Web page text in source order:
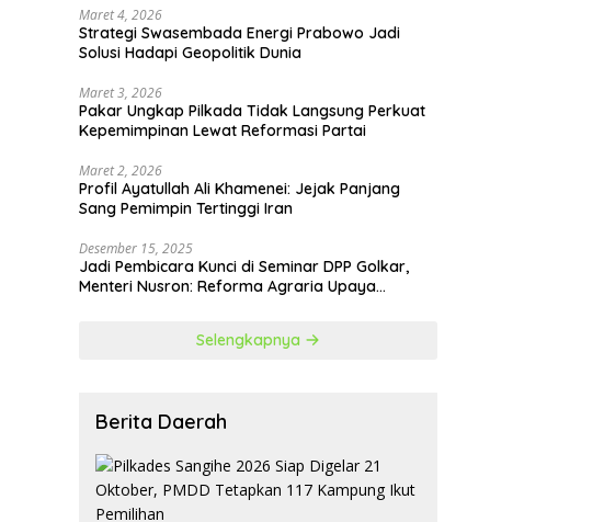
Maret 4, 2026
Strategi Swasembada Energi Prabowo Jadi
Solusi Hadapi Geopolitik Dunia
Maret 3, 2026
Pakar Ungkap Pilkada Tidak Langsung Perkuat
Kepemimpinan Lewat Reformasi Partai
Maret 2, 2026
Profil Ayatullah Ali Khamenei: Jejak Panjang
Sang Pemimpin Tertinggi Iran
Desember 15, 2025
Jadi Pembicara Kunci di Seminar DPP Golkar,
Menteri Nusron: Reforma Agraria Upaya
Selengkapnya
Berita Daerah